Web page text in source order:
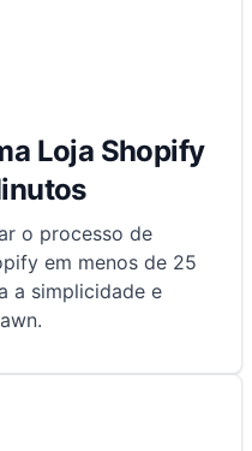
Loja Shopify
o processo de
em menos de 25
a simplicidade e